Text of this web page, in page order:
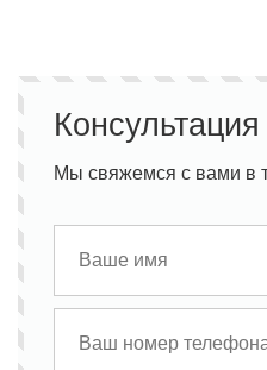
Мы свяжемся с вами в